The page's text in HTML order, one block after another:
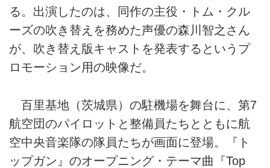
る。出演したのは、同作の主役・トム・クル
ーズの吹き替えを務めた声優の森川智之さん
が、吹き替え版キャストを発表するというプ
ロモーション用の映像だ。
百里基地（茨城県）の駐機場を舞台に、第7
航空団のパイロットと整備員たちとともに航
空中央音楽隊の隊員たちが画面に登場。『ト
ップガン』のオープニング・テーマ曲『Top